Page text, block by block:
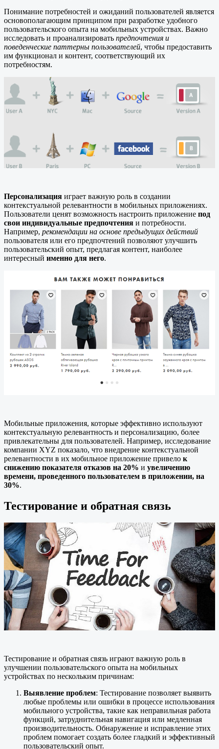
Понимание потребностей и ожиданий пользователей является
основополагающим принципом при разработке удобного
пользовательского опыта на мобильных устройствах. Важно
исследовать и проанализировать предпочтения и
поведенческие паттерны пользователей, чтобы предоставить
им функционал и контент, соответствующий их
потребностям.
Персонализация играет важную роль в создании
контекстуальной релевантности в мобильных приложениях.
Пользователи ценят возможность настроить приложение под
свои индивидуальные предпочтения и потребности.
Например, рекомендации на основе предыдущих действий
пользователя или его предпочтений позволяют улучшить
пользовательский опыт, предлагая контент, наиболее
интересный именно для него.
Мобильные приложения, которые эффективно используют
контекстуальную релевантность и персонализацию, более
привлекательны для пользователей. Например, исследование
компании XYZ показало, что внедрение контекстуальной
релевантности в их мобильное приложение привело к
снижению показателя отказов на 20% и увеличению
времени, проведенного пользователем в приложении, на
30%.
Тестирование и обратная связь
Тестирование и обратная связь играют важную роль в
улучшении пользовательского опыта на мобильных
устройствах по нескольким причинам:
Выявление проблем: Тестирование позволяет выявить
любые проблемы или ошибки в процессе использования
мобильного устройства, такие как неправильная работа
функций, затруднительная навигация или медленная
производительность. Обнаружение и исправление этих
проблем помогает создать более гладкий и эффективный
пользовательский опыт.